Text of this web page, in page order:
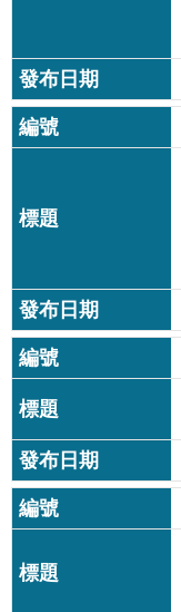
資
源
政
訊
申
請
案
件
站
導
覽
回
首